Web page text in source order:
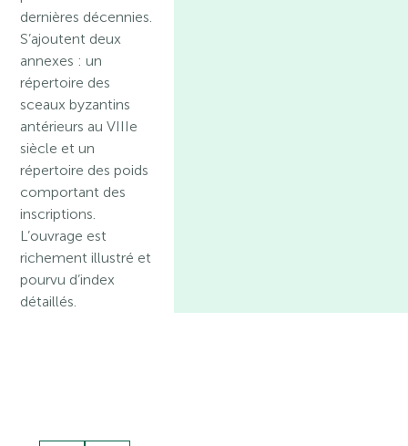
dernières décennies.
S’ajoutent deux
annexes : un
répertoire des
sceaux byzantins
antérieurs au VIIIe
siècle et un
répertoire des poids
comportant des
inscriptions.
L’ouvrage est
richement illustré et
pourvu d’index
détaillés.